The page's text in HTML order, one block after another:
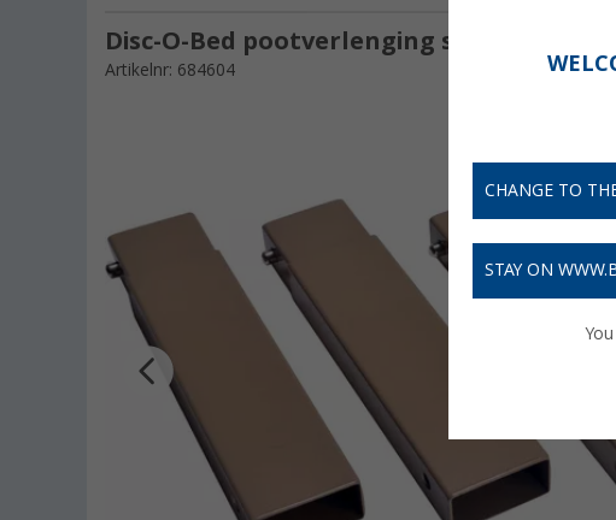
Disc-O-Bed pootverlenging set van 4 beige
Artikelnr: 684604
CHANGE TO
STAY ON